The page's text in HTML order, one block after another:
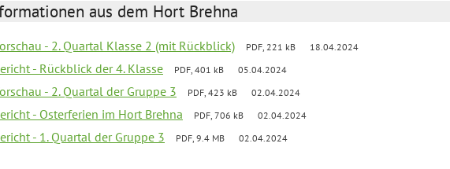
aus dem Hort Brehna
- 2. Quartal Klasse 2 (mit Rückblick) PDF, 221 kB 18.04.2024
- Rückblick der 4. Klasse PDF, 401 kB 05.04.2024
- 2. Quartal der Gruppe 3 PDF, 423 kB 02.04.2024
- Osterferien im Hort Brehna PDF, 706 kB 02.04.2024
- 1. Quartal der Gruppe 3 PDF, 9.4 MB 02.04.2024